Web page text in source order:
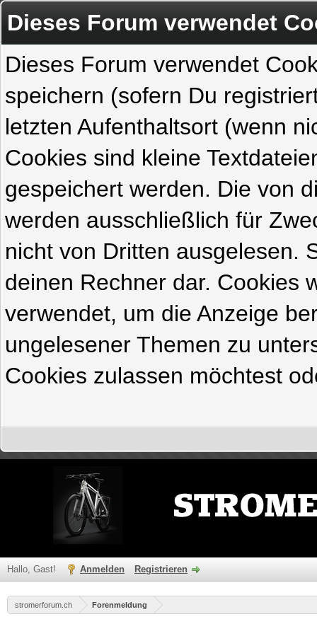
Dieses Forum verwendet
Dieses Forum verwendet
speichern (sofern Du
letzten Aufenthaltsort (wenn
Cookies sind kleine
gespeichert werden. Die von
werden ausschließlich für
nicht von Dritten ausgelesen.
deinen Rechner dar. Cookies
verwendet, um die Anzeige
ungelesener Themen zu
Cookies zulassen möchtest
Hallo, Gast! Anmelden Registrieren
stromerforum.ch Forenmeldung